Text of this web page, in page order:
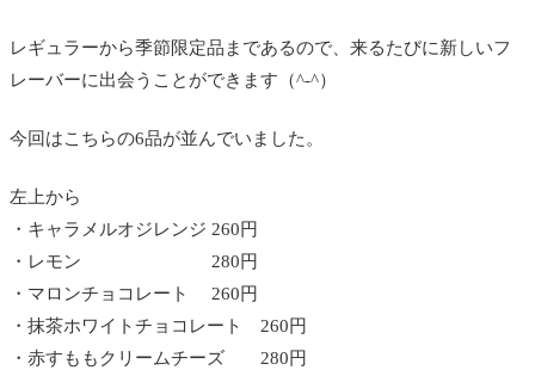
レギュラーから季節限定品まであるので、来るたびに新しいフ
レーバーに出会うことができます（^-^）
今回はこちらの6品が並んでいました。
左上から
・キャラメルオジレンジ 260円
・レモン 280円
・マロンチョコレート 260円
・抹茶ホワイトチョコレート 260円
・赤すももクリームチーズ 280円